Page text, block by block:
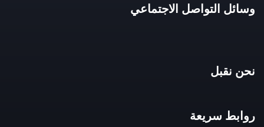
وسائل التواصل الاجتماعي
نحن نقبل
روابط سريعة